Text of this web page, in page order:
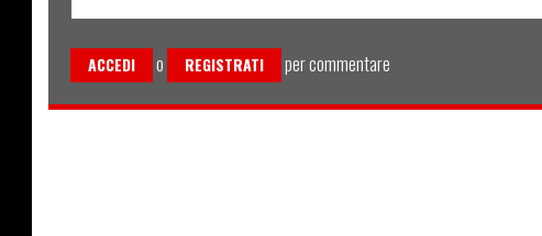
ACCEDI o REGISTRATI per commentare